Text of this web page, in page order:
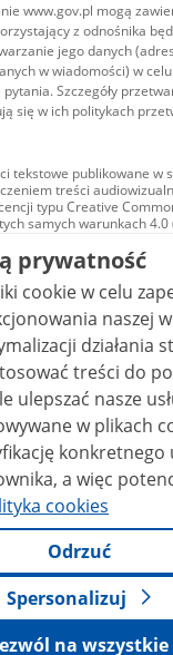
www.gov.pl mogą
z odnośnika
jego danych
w wiadomości) w celu
Szczegóły
się w ich politykach
tekstowe publikowane w
treści
typu Creative
samych warunkach 4.0
audiowizualne, w tym
i wideo, są udostępniane
Commons: uznanie
- bez utworów
4.0), o ile nie jest to
prywatność
cookie w celu
naszej
działania strony.
treści do
nasze usługi.
w plikach
konkretnego
a więc
cookies
Odrzuć
Spersonalizuj
na wszystkie